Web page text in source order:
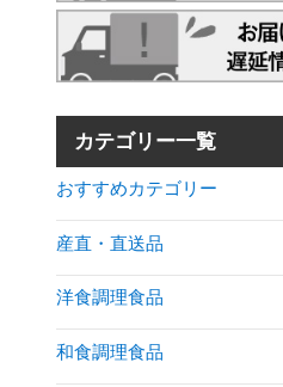
カテゴリー一覧
おすすめカテゴリー
産直・直送品
洋食調理食品
和食調理食品